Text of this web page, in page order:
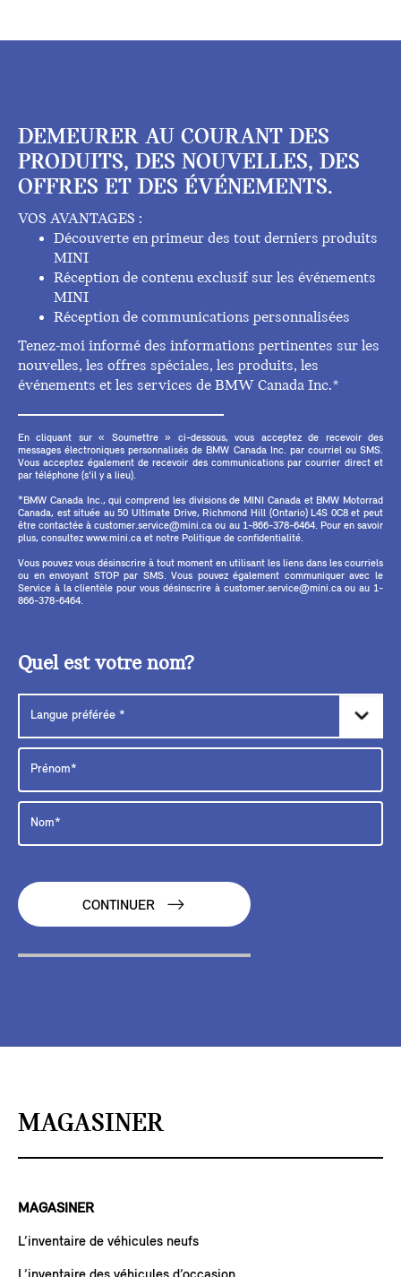
DEMEURER AU COURANT DES
PRODUITS, DES NOUVELLES, DES
OFFRES ET DES ÉVÉNEMENTS.
VOS AVANTAGES :
Découverte en primeur des tout derniers produits
MINI
Réception de contenu exclusif sur les événements
MINI
Réception de communications personnalisées
Tenez-moi informé des informations pertinentes sur les
nouvelles, les offres spéciales, les produits, les
événements et les services de BMW Canada Inc.*
En cliquant sur « Soumettre » ci-dessous, vous acceptez de recevoir des
messages électroniques personnalisés de BMW Canada Inc. par courriel ou SMS.
Vous acceptez également de recevoir des communications par courrier direct et
par téléphone (s'il y a lieu).
*BMW Canada Inc., qui comprend les divisions de MINI Canada et BMW Motorrad
Canada, est située au 50 Ultimate Drive, Richmond Hill (Ontario) L4S 0C8 et peut
être contactée à customer.service@mini.ca ou au 1-866-378-6464. Pour en savoir
plus, consultez www.mini.ca et notre Politique de confidentialité.
Vous pouvez vous désinscrire à tout moment en utilisant les liens dans les courriels
ou en envoyant STOP par SMS. Vous pouvez également communiquer avec le
Service à la clientèle pour vous désinscrire à customer.service@mini.ca ou au 1-
866-378-6464.
Quel est votre nom?
CONTINUER
MAGASINER
MAGASINER
L’inventaire de véhicules neufs